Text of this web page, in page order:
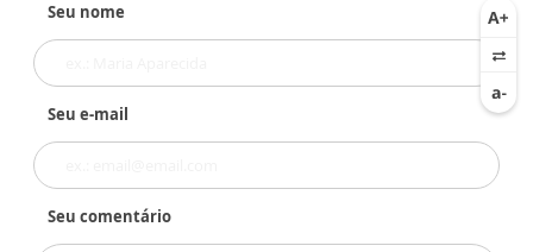
Seu nome
Seu e-mail
Seu comentário